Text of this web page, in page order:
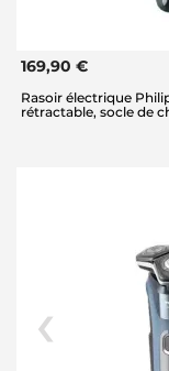
169,90 €
Rasoir électrique
rétractable, socle de